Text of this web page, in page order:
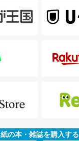
紙の本・雑誌を購入する